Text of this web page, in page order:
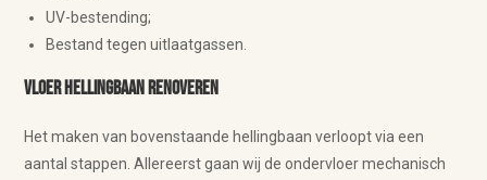
UV-bestending;
Bestand tegen uitlaatgassen.
Vloer hellingbaan renoveren
Het maken van bovenstaande hellingbaan verloopt via een
aantal stappen. Allereerst gaan wij de ondervloer mechanisch